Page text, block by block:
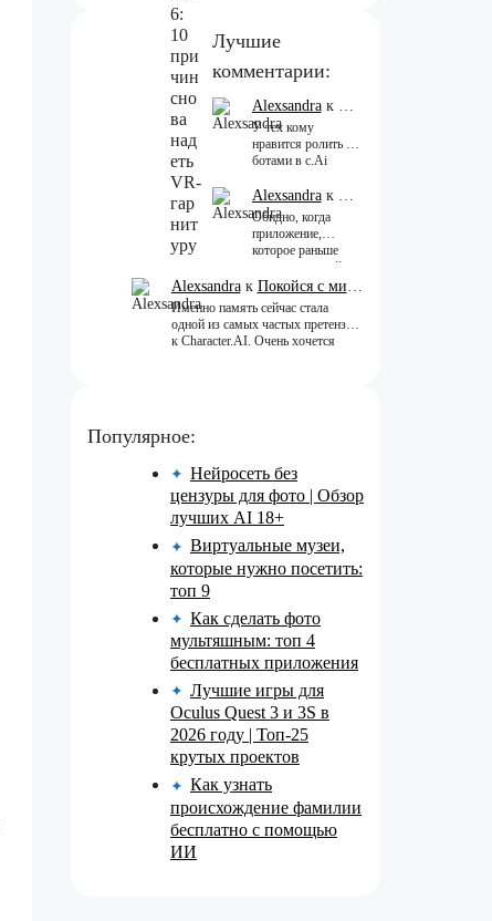
Лучшие
комментарии:
Alexsandraк
У тех кому
нравится ролить с
ботами в c.Ai
и те же мысли
АААААА 😁
ХВАТИТ 🤯😖😵‍💫
Alexsandraк Покойся с миром,
Обидно, когда
приложение,
которое раньше
нравилось, а сейчас
всплывает одна
реклама 😢
Alexsandraк Покойся с миром, Character.AI. Тебя убили собственные разработчики
Именно память сейчас стала
одной из самых частых претензий
к Character.AI. Очень хочется
Популярное:
✦ Нейросеть без
цензуры для фото | Обзор
лучших AI 18+
✦ Виртуальные музеи,
которые нужно посетить:
топ 9
✦ Как сделать фото
мультяшным: топ 4
бесплатных приложения
✦ Лучшие игры для
Oculus Quest 3 и 3S в
2026 году | Топ-25
крутых проектов
✦ Как узнать
происхождение фамилии
бесплатно с помощью
ИИ